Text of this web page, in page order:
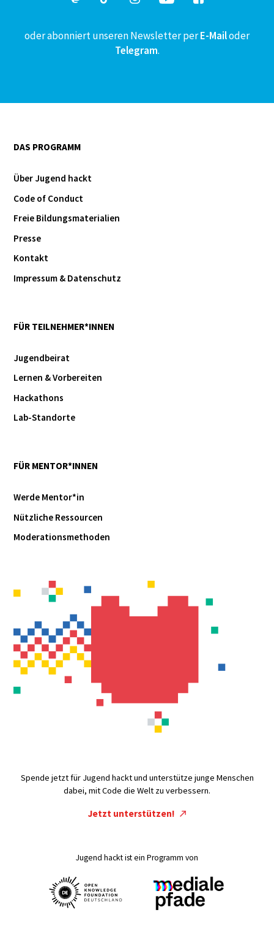
oder abonniert unseren Newsletter perE-Mailoder
Telegram.
DAS PROGRAMM
Über Jugend hackt
Code of Conduct
Freie Bildungsmaterialien
Presse
Kontakt
Impressum & Datenschutz
FÜR TEILNEHMER*INNEN
Jugendbeirat
Lernen & Vorbereiten
Hackathons
Lab-Standorte
FÜR MENTOR*INNEN
Werde Mentor*in
Nützliche Ressourcen
Moderationsmethoden
Spende jetzt für Jugend hackt und unterstütze junge Menschen
dabei, mit Code die Welt zu verbessern.
Jetzt unterstützen!
Jugend hackt ist ein Programm von